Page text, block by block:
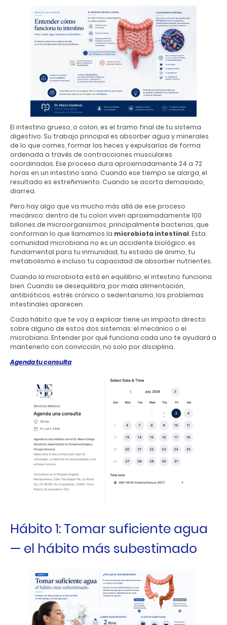
El intestino grueso, o colon, es el tramo final de tu sistema
digestivo. Su trabajo principal es absorber agua y minerales
de lo que comes, formar las heces y expulsarlas de forma
ordenada a través de contracciones musculares
coordinadas. Ese proceso dura aproximadamente 24 a 72
horas en un intestino sano. Cuando ese tiempo se alarga, el
resultado es estreñimiento. Cuando se acorta demasiado,
diarrea.
Pero hay algo que va mucho más allá de ese proceso
mecánico: dentro de tu colon viven aproximadamente 100
billones de microorganismos, principalmente bacterias, que
conforman lo que llamamos la microbiota intestinal. Esta
comunidad microbiana no es un accidente biológico: es
fundamental para tu inmunidad, tu estado de ánimo, tu
metabolismo e incluso tu capacidad de absorber nutrientes.
Cuando la microbiota está en equilibrio, el intestino funciona
bien. Cuando se desequilibra, por mala alimentación,
antibióticos, estrés crónico o sedentarismo, los problemas
intestinales aparecen.
Cada hábito que te voy a explicar tiene un impacto directo
sobre alguno de estos dos sistemas: el mecánico o el
microbiano. Entender por qué funciona cada uno te ayudará a
mantenerlo con convicción, no solo por disciplina.
Agenda tu consulta
Hábito 1: Tomar suficiente agua
— el hábito más subestimado